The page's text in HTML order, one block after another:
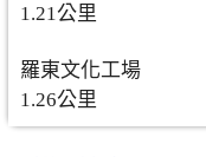
1.21公里
羅東文化工場
1.26公里